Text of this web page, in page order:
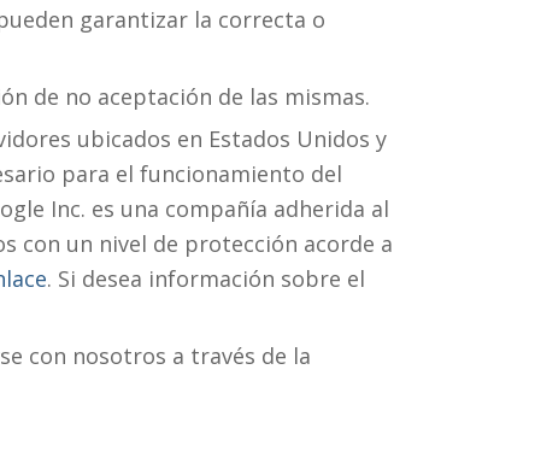
garantizar la correcta o
de no aceptación de las mismas.
ubicados en Estados Unidos y
para el funcionamiento del
Inc. es una compañía adherida al
con un nivel de protección acorde a
. Si desea información sobre el
con nosotros a través de la